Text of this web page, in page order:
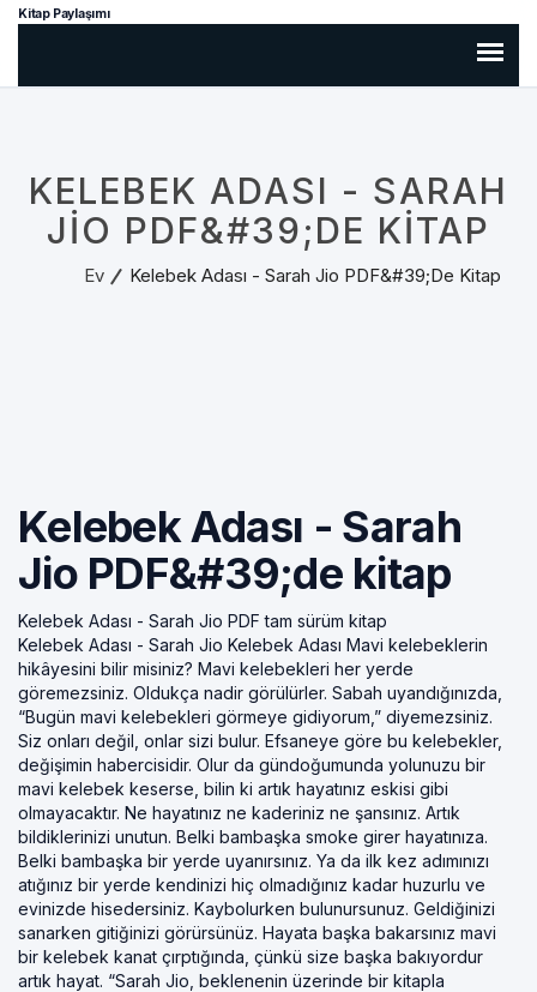
Kitap Paylaşımı
KELEBEK ADASI - SARAH
JIO PDF&#39;DE KITAP
Ev Kelebek Adası - Sarah Jio PDF&#39;de Kitap
Kelebek Adası - Sarah
Jio PDF&#39;de kitap
Kelebek Adası - Sarah Jio PDF tam sürüm kitap
Kelebek Adası - Sarah Jio Kelebek Adası Mavi kelebeklerin
hikâyesini bilir misiniz? Mavi kelebekleri her yerde
göremezsiniz. Oldukça nadir görülürler. Sabah uyandığınızda,
“Bugün mavi kelebekleri görmeye gidiyorum,” diyemezsiniz.
Siz onları değil, onlar sizi bulur. Efsaneye göre bu kelebekler,
değişimin habercisidir. Olur da gündoğumunda yolunuzu bir
mavi kelebek keserse, bilin ki artık hayatınız eskisi gibi
olmayacaktır. Ne hayatınız ne kaderiniz ne şansınız. Artık
bildiklerinizi unutun. Belki bambaşka smoke girer hayatınıza.
Belki bambaşka bir yerde uyanırsınız. Ya da ilk kez adımınızı
atığınız bir yerde kendinizi hiç olmadığınız kadar huzurlu ve
evinizde hisedersiniz. Kaybolurken bulunursunuz. Geldiğinizi
sanarken gitiğinizi görürsünüz. Hayata başka bakarsınız mavi
bir kelebek kanat çırptığında, çünkü size başka bakıyordur
artık hayat. “Sarah Jio, beklenenin üzerinde bir kitapla